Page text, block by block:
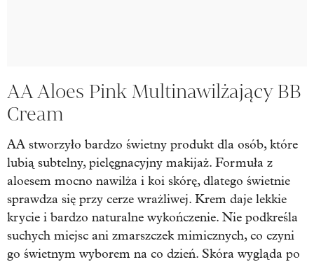
AA Aloes Pink Multinawilżający BB
Cream
AA stworzyło bardzo świetny produkt dla osób, które
lubią subtelny, pielęgnacyjny makijaż. Formuła z
aloesem mocno nawilża i koi skórę, dlatego świetnie
sprawdza się przy cerze wrażliwej. Krem daje lekkie
krycie i bardzo naturalne wykończenie. Nie podkreśla
suchych miejsc ani zmarszczek mimicznych, co czyni
go świetnym wyborem na co dzień. Skóra wygląda po